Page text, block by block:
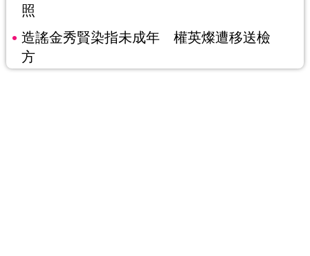
照
造謠金秀賢染指未成年 權英燦遭移送檢
方